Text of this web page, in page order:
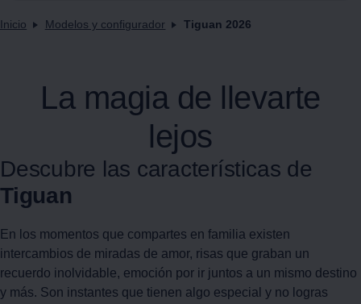
Inicio Modelos y configurador Tiguan 2026
La magia de llevarte
lejos
Descubre las características de
Tiguan
En los momentos que compartes en familia existen
intercambios de miradas de amor, risas que graban un
recuerdo inolvidable, emoción por ir juntos a un mismo destino
y más. Son instantes que tienen algo especial y no logras